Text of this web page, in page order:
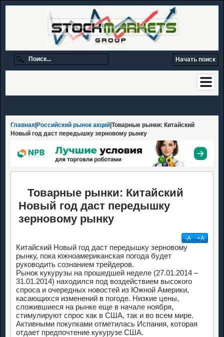
Главная Российский рынок акций |Товарные рынки: Китайский
Новый год даст передышку зерновому рынку
Товарные рынки: Китайский
Новый год даст передышку
зерновому рынку
-А +А
Китайский Новый год даст передышку зерновому
рынку, пока южноамериканская погода будет
руководить сознанием трейдеров.
Рынок кукурузы на прошедшей неделе (27.01.2014 –
31.01.2014) находился под воздействием высокого
спроса и очередных новостей из Южной Америки,
касающихся изменений в погоде. Низкие цены,
сложившиеся на рынке еще в начале ноября,
стимулируют спрос как в США, так и во всем мире.
Активными покупками отметилась Испания, которая
отдает предпочтение кукурузе США.